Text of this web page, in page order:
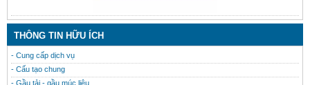
THÔNG TIN HỮU ÍCH
- Cung cấp dịch vụ
- Cấu tạo chung
- Gầu tải - gầu múc liệu